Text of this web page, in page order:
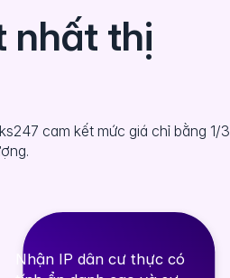
nhất thị
cam kết mức giá chỉ bằng 1/3
Nhận IP dân cư thực có